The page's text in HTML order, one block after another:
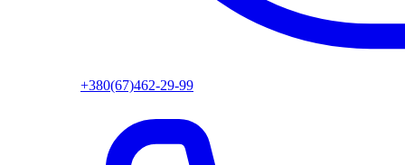
+380(67)462-29-99